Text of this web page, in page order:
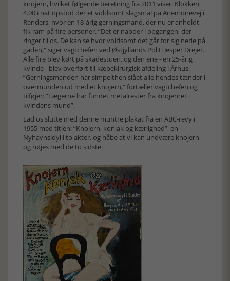
knojern, hvilket følgende beretning fra 2011 viser: Klokken
4.00 i nat opstod der et voldsomt slagsmål på Anemonevej i
Randers, hvor en 18-årig gerningsmand, der nu er anholdt,
fik ram på fire personer. ”Det er naboer i opgangen, der
ringer til os. De kan se hvor voldsomt det går for sig nede på
gaden," siger vagtchefen ved Østjyllands Politi Jesper Drejer.
Alle fire blev kørt på skadestuen, og den ene - en 25-årig
kvinde - blev overført til kæbekirurgisk afdeling i Århus.
”Gerningsmanden har simpelthen slået alle hendes tænder i
overmunden ud med et knojern," fortæller vagtchefen og
tilføjer: ”Lægerne har fundet metalrester fra knojernet i
kvindens mund”.
Lad os slutte med denne muntre plakat fra en ABC-revy i
1955 med titlen: ”Knojern, konjak og kærlighed”, en
Nyhavnsidyl i to akter, og håbe at vi kan undvære knojern
og nøjes med de to sidste.